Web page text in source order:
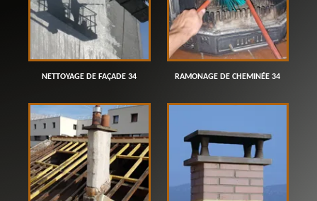
NETTOYAGE DE FAÇADE 34 RAMONAGE DE CHEMINÉE 34